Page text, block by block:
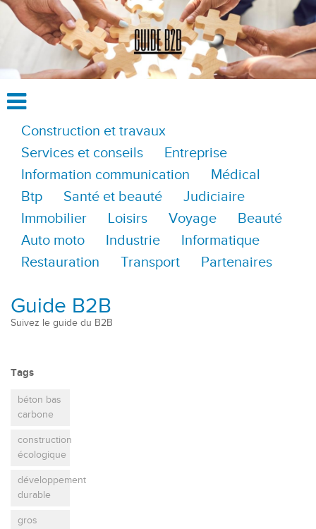
Construction et travaux
Services et conseils
Entreprise
Information communication
Médical
Btp
Santé et beauté
Judiciaire
Immobilier
Loisirs Voyage
Beauté
Auto moto
Industrie
Informatique
Restauration
Transport Partenaires
Guide B2B
Suivez le guide du B2B
Tags
béton bas
carbone
construction
écologique
développement
durable
gros